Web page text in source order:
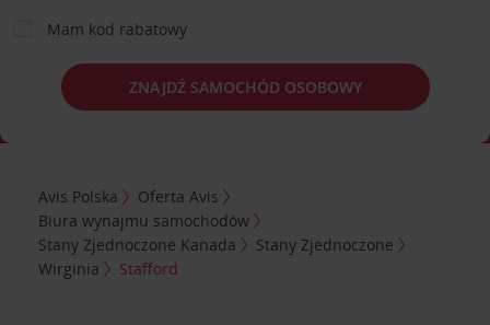
Mam kod rabatowy
ZNAJDŹ SAMOCHÓD OSOBOWY
Avis Polska
Oferta Avis
Biura wynajmu samochodów
Stany Zjednoczone Kanada
Stany Zjednoczone
Wirginia
Stafford